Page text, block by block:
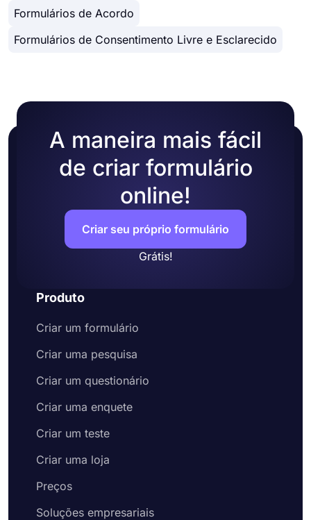
● Dados em tempo real
incorporação no HTML de seu site.
alterar o tema do formulário escolhendo suas
próprias cores ou escolhendo um dos muitos
Formulários de Acordo
Formulários de Consentimento Livre e Esclarecido
A maneira mais fácil
de criar formulário
online!
Criar seu próprio formulário
Grátis!
Produto
Criar um formulário
Criar uma pesquisa
Criar um questionário
Criar uma enquete
Criar um teste
Criar uma loja
Preços
Soluções empresariais